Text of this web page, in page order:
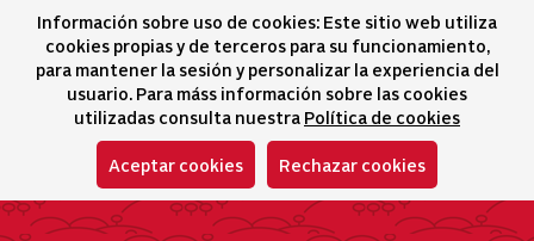
Información sobre uso de cookies: Este sitio web utiliza
cookies propias y de terceros para su funcionamiento,
para mantener la sesión y personalizar la experiencia del
usuario. Para máss información sobre las cookies
utilizadas consulta nuestra Política de cookies
Aceptar cookies Rechazar cookies
Hizkuntza-
icono
Alimentos de España